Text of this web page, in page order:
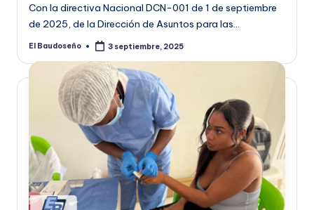
Con la directiva Nacional DCN-001 de 1 de septiembre
de 2025, de la Dirección de Asuntos para las…
Publicado
El Baudoseño 3 septiembre, 2025